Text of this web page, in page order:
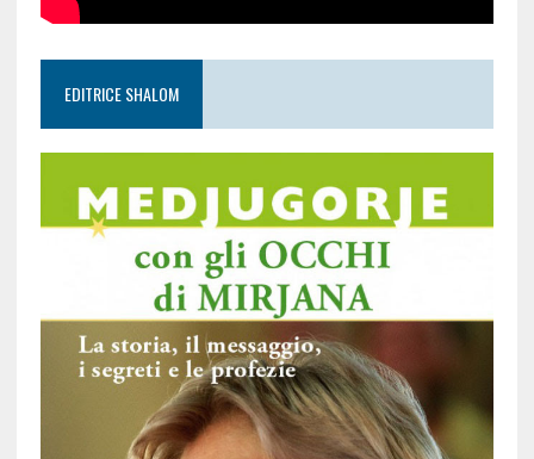
EDITRICE SHALOM